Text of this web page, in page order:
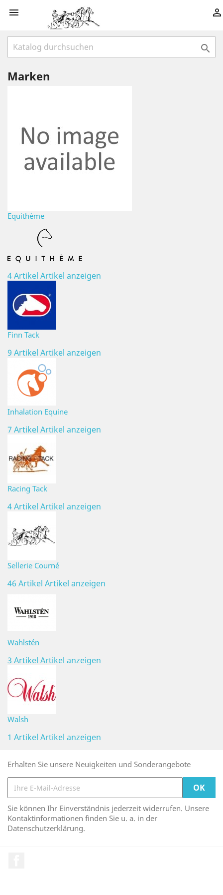
 

Marken
Equithème
4 Artikel Artikel anzeigen
Finn Tack
9 Artikel Artikel anzeigen
Inhalation Equine
7 Artikel Artikel anzeigen
Racing Tack
4 Artikel Artikel anzeigen
Sellerie Courné
46 Artikel Artikel anzeigen
Wahlstén
3 Artikel Artikel anzeigen
Walsh
1 Artikel Artikel anzeigen
Erhalten Sie unsere Neuigkeiten und Sonderangebote
Sie können Ihr Einverständnis jederzeit widerrufen. Unsere
Kontaktinformationen finden Sie u. a. in der
Datenschutzerklärung.